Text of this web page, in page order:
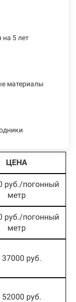
5 лет
материалы
ЦЕНА
руб./погонный
метр
руб./погонный
метр
37000 руб.
52000 руб.